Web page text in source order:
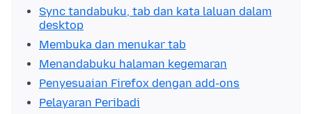
Sync tandabuku, tab dan kata laluan dalam
desktop
Membuka dan menukar tab
Menandabuku halaman kegemaran
Penyesuaian Firefox dengan add-ons
Pelayaran Peribadi